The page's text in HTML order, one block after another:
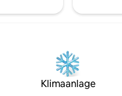
Klimaanlage